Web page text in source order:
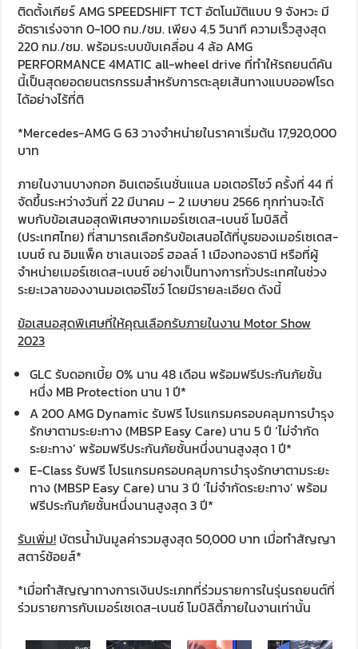
ติดตั้งเกียร์ AMG SPEEDSHIFT TCT อัตโนมัติแบบ 9 จังหวะ มี
อัตราเร่งจาก 0-100 กม./ชม. เพียง 4.5 วินาที ความเร็วสูงสุด
220 กม./ชม. พร้อมระบบขับเคลื่อน 4 ล้อ AMG
PERFORMANCE 4MATIC all-wheel drive ที่ทำให้รถยนต์คัน
นี้เป็นสุดยอดยนตรกรรมสำหรับการตะลุยเส้นทางแบบออฟโรด
ได้อย่างไร้ที่ติ
*Mercedes-AMG G 63 วางจำหน่ายในราคาเริ่มต้น 17,920,000
บาท
ภายในงานบางกอก อินเตอร์เนชั่นแนล มอเตอร์โชว์ ครั้งที่ 44 ที่
จัดขึ้นระหว่างวันที่ 22 มีนาคม – 2 เมษายน 2566 ทุกท่านจะได้
พบกับข้อเสนอสุดพิเศษจากเมอร์เซเดส-เบนซ์ โมบิลิตี้
(ประเทศไทย) ที่สามารถเลือกรับข้อเสนอได้ที่บูธของเมอร์เซเดส-
เบนซ์ ณ อิมแพ็ค ชาเลนเจอร์ ฮอลล์ 1 เมืองทองธานี หรือที่ผู้
จำหน่ายเมอร์เซเดส-เบนซ์ อย่างเป็นทางการทั่วประเทศในช่วง
ระยะเวลาของงานมอเตอร์โชว์​ โดยมีรายละเอียด ดังนี้
ข้อเสนอสุดพิเศษที่ให้คุณเลือกรับภายในงาน Motor Show
2023
GLC รับดอกเบี้ย 0% นาน 48 เดือน พร้อมฟรีประกันภัยชั้น
หนึ่ง MB Protection นาน 1 ปี*
A 200 AMG Dynamic รับฟรี โปรแกรมครอบคลุมการบำรุง
รักษาตามระยะทาง (MBSP Easy Care) นาน 5 ปี ‘ไม่จำกัด
ระยะทาง’ พร้อมฟรีประกันภัยชั้นหนึ่งนานสูงสุด 1 ปี*
E-Class รับฟรี โปรแกรมครอบคลุมการบำรุงรักษาตามระยะ
ทาง (MBSP Easy Care) นาน 3 ปี ‘ไม่จำกัดระยะทาง’ พร้อม
ฟรีประกันภัยชั้นหนึ่งนานสูงสุด 3 ปี*
รับเพิ่ม! บัตรน้ำมันมูลค่ารวมสูงสุด 50,000 บาท เมื่อทำสัญญา
สตาร์ช้อยส์*
*เมื่อทำสัญญาทางการเงินประเภทที่ร่วมรายการในรุ่นรถยนต์ที่
ร่วมรายการกับเมอร์เซเดส-เบนซ์ โมบิลิตี้ภายในงานเท่านั้น